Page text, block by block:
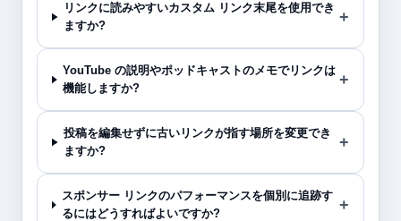
リンクに読みやすいカスタム リンク末尾を使用でき
ますか?
YouTube の説明やポッドキャストのメモでリンクは
機能しますか?
投稿を編集せずに古いリンクが指す場所を変更でき
ますか?
スポンサー リンクのパフォーマンスを個別に追跡す
るにはどうすればよいですか?